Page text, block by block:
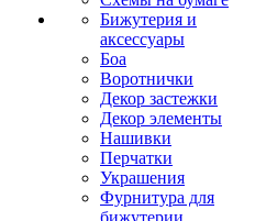
Бижутерия и
аксессуары
Боа
Воротнички
Декор застежки
Декор элементы
Нашивки
Перчатки
Украшения
Фурнитура для
бижутерии